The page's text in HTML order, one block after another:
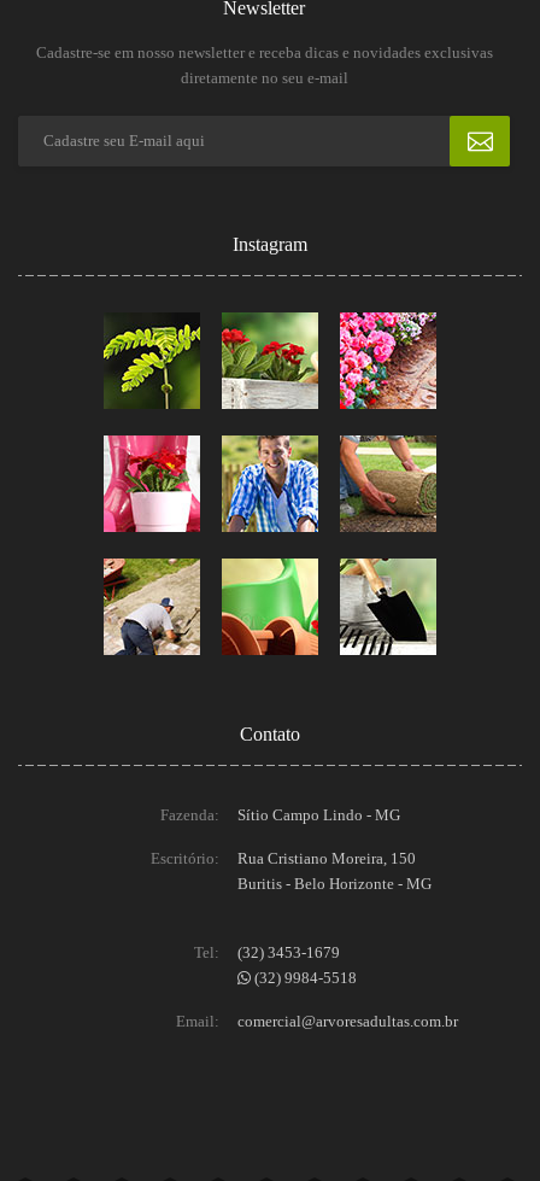
Newsletter
Cadastre-se em nosso newsletter e receba dicas e novidades exclusivas
diretamente no seu e-mail
Instagram
Contato
Fazenda: Sítio Campo Lindo - MG
Escritório:
Rua Cristiano Moreira, 150
Buritis - Belo Horizonte - MG
Tel:
(32) 3453-1679
(32) 9984-5518
Email: comercial@arvoresadultas.com.br